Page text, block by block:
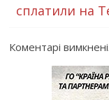
сплатили на
Коментарі вимкнені.